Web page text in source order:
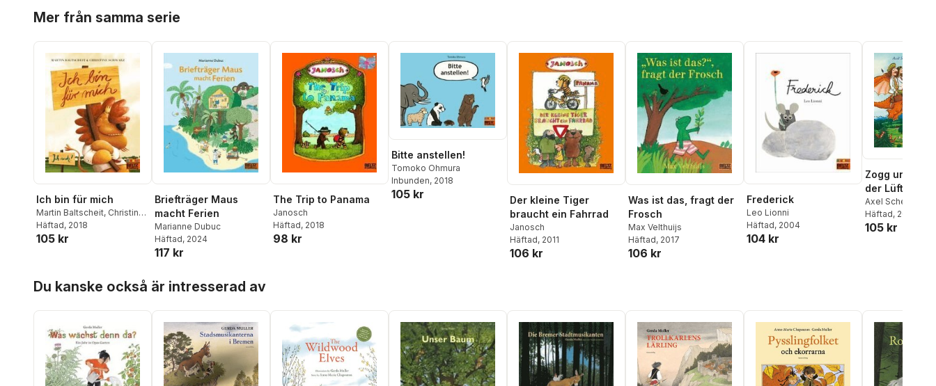
Mer från samma serie
Ich bin für mich
Martin Baltscheit, Christine
Schwarz
Häftad, 2018
105 kr
Briefträger Maus
macht Ferien
Marianne Dubuc
Häftad, 2024
117 kr
The Trip to Panama
Janosch
Häftad, 2018
98 kr
Bitte anstellen!
Tomoko Ohmura
Inbunden, 2018
105 kr
Der kleine Tiger
braucht ein Fahrrad
Janosch
Häftad, 2011
106 kr
Was ist das, fragt der
Frosch
Max Velthuijs
Häftad, 2017
106 kr
Frederick
Leo Lionni
Häftad, 2004
104 kr
Zogg und die
der Lüfte
Axel Scheffler
Donaldson
Häftad, 2023
105 kr
Du kanske också är intresserad av